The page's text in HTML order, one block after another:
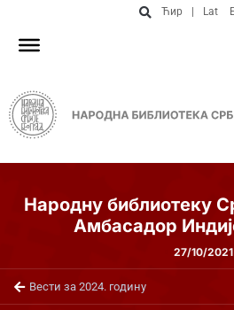
Ћир Lat
Народну библиотеку
Aмбасадор
27/10/2021
Вести за 2024. годину